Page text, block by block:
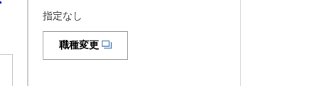
指定なし
職種変更